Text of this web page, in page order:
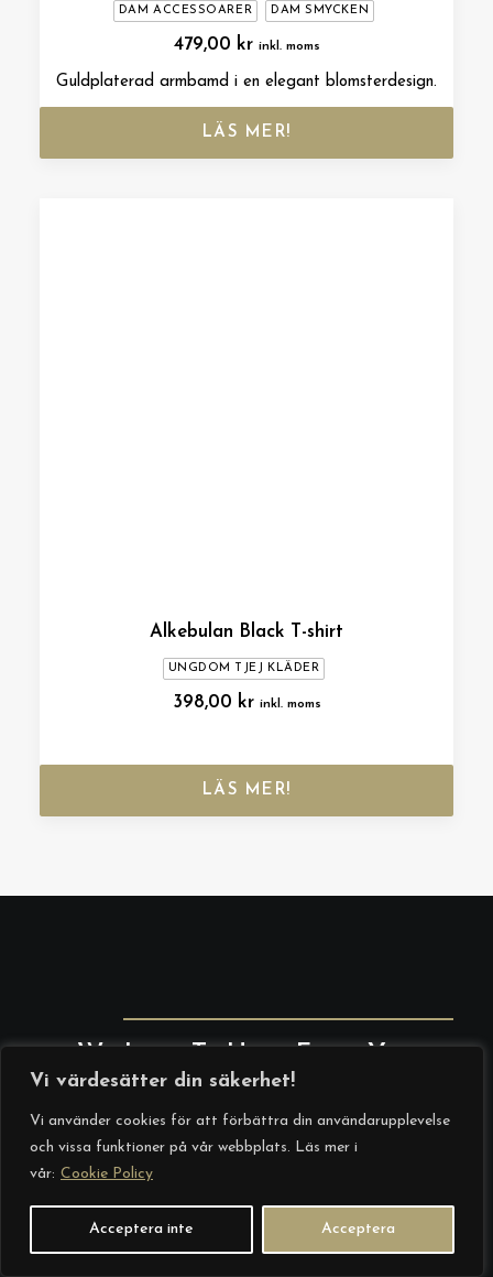
Vi värdesätter din säkerhet!
Vi använder cookies för att förbättra din användarupplevelse
och vissa funktioner på vår webbplats. Läs mer i
vår: Cookie Policy
Acceptera inte Acceptera
DAM ACCESSOARER DAM SMYCKEN
479,00 kr inkl. moms
Guldplaterad armbamd i en elegant blomsterdesign.
LÄS MER!
Alkebulan Black T-shirt
UNGDOM TJEJ KLÄDER
398,00 kr inkl. moms
LÄS MER!
We Love To Hear From You.
F